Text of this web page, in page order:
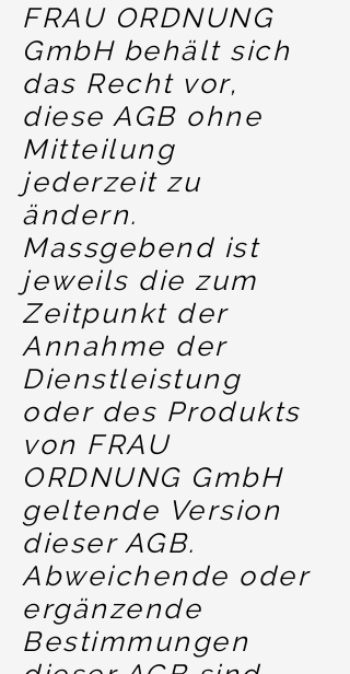
FRAU ORDNUNG
GmbH behält sich
das Recht vor,
diese AGB ohne
Mitteilung
jederzeit zu
ändern.
Massgebend ist
jeweils die zum
Zeitpunkt der
Annahme der
Dienstleistung
oder des Produkts
von FRAU
ORDNUNG GmbH
geltende Version
dieser AGB.
Abweichende oder
ergänzende
Bestimmungen